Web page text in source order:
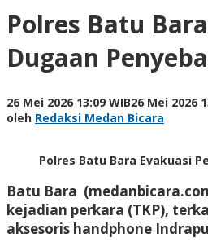
Polres Batu
Dugaan
26 Mei 2026 13:09 WIB26 Mei 2026
oleh Redaksi Medan Bicara
Polres Batu Bara Evakuasi
Batu Bara
kejadian perkara (TKP),
aksesoris handphone